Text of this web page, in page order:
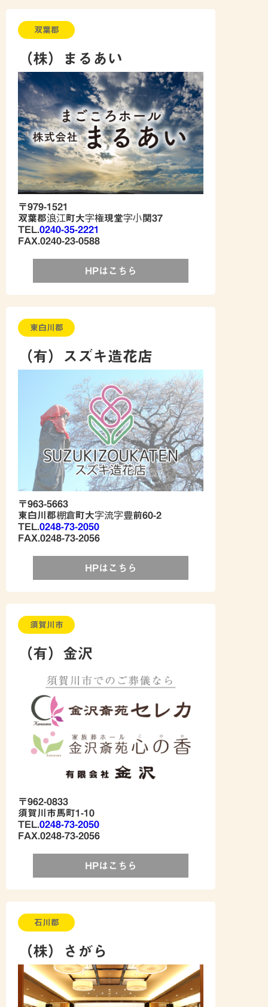
双葉郡
（株）まるあい
〒979-1521
双葉郡浪江町大字権現堂字小関37
TEL.0240-35-2221
FAX.0240-23-0588
HPはこちら
東白川郡
（有）スズキ造花店
〒963-5663
東白川郡棚倉町大字流字豊前60-2
TEL.0248-73-2050
FAX.0248-73-2056
HPはこちら
須賀川市
（有）金沢
〒962-0833
須賀川市馬町1-10
TEL.0248-73-2050
FAX.0248-73-2056
HPはこちら
石川郡
（株）さがら